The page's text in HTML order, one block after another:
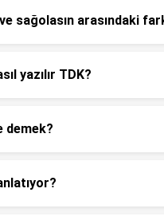
sağolasın arasındaki
yazılır TDK?
demek?